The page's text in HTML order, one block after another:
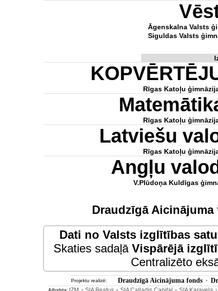
Āgenskalna Valsts
Siguldas Valsts
Rīgas Katoļu
Rīgas Katoļu
Latviešu
Rīgas Katoļu
Angļu
V.Plūdoņa Kuldīgas
Draudzīgā
Dati no Valsts izglītības
Skaties sadaļā Vispārējā
Centralizēto
Projektu realizē: Draudzīgā Aicinājuma fonds •
Atbalsta: • • • •